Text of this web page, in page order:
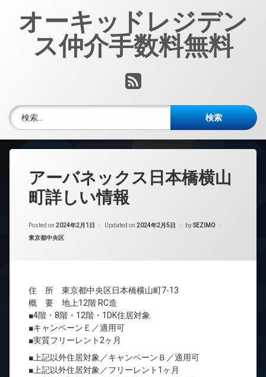
オーキッドレジデン
ス仲介手数料無料
RSS
検索:
アーバネックス日本橋横山
町詳しい情報
Posted on 2024年2月1日 Updated on 2024年2月5日 bySEZIMO
カテゴリー:
東京都中央区
住 所 東京都中央区日本橋横山町7-13
概 要 地上12階 RC造
■4階・8階・12階・1DK住居対象
■キャンペーンＥ／適用可
■実質フリーレント2ヶ月
■上記以外住居対象／キャンペーンＢ／適用可
■上記以外住居対象／フリーレント1ヶ月